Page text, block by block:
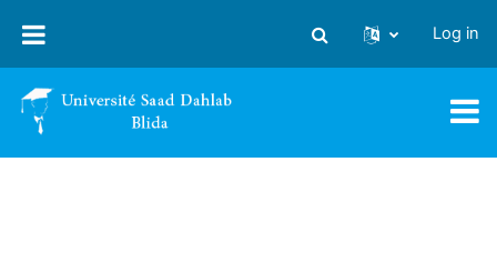
Toggle search input
Log in